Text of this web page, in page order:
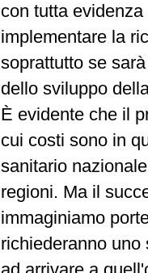
con tutta
implementare la
soprattutto se
dello sviluppo
È evidente che il
cui costi sono in
sanitario
regioni. Ma il
immaginiamo
richiederanno